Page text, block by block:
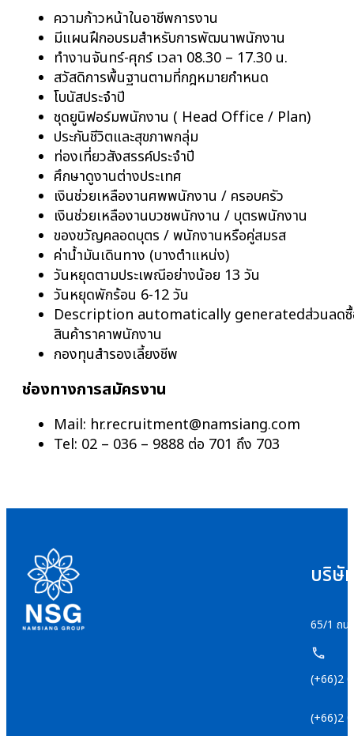
ความก้าวหน้าในอาชีพการงาน
มีแผนฝึกอบรมสำหรับการพัฒนาพนักงาน
ทำงานจันทร์-ศุกร์ เวลา 08.30 – 17.30 น.
สวัสดิการพื้นฐานตามที่กฎหมายกำหนด
โบนัสประจำปี
ชุดยูนิฟอร์มพนักงาน ( Head Office / Plan)
ประกันชีวิตและสุขภาพกลุ่ม
ท่องเที่ยวสังสรรค์ประจำปี
ศึกษาดูงานต่างประเทศ
เงินช่วยเหลืองานศพพนักงาน / ครอบครัว
เงินช่วยเหลืองานบวชพนักงาน / บุตรพนักงาน
ของขวัญคลอดบุตร / พนักงานหรือคู่สมรส
ค่าน้ำมันเดินทาง (บางตำแหน่ง)
วันหยุดตามประเพณีอย่างน้อย 13 วัน
วันหยุดพักร้อน 6-12 วัน
Description automatically generatedส่วนลด
สินค้าราคาพนักงาน
กองทุนสำรองเลี้ยงชีพ
ช่องทางการสมัครงาน
Mail: hr.recruitment@namsiang.com
Tel: 02 – 036 – 9888 ต่อ 701 ถึง 703
บริษั
65/1 ถน
(+66)2
(+66)2